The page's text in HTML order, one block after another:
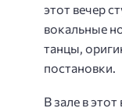
этот вечер
вокальные
танцы,
постановки.
В зале в